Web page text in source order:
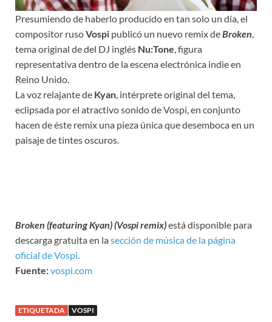
Presumiendo de haberlo producido en tan solo un día, el
compositor rusoVospi publicó un nuevo remix deBroken,
tema original de del DJ inglés Nu:Tone, figura
representativa dentro de la escena electrónica indie en
Reino Unido.
La voz relajante de Kyan, intérprete original del tema,
eclipsada por el atractivo sonido de Vospi, en conjunto
hacen de éste remix una pieza única que desemboca en un
paisaje de tintes oscuros.
Broken (featuring Kyan) (Vospi remix)está disponible para
descarga gratuita en lasección de música de la página
oficial de Vospi.
Fuente:vospi.com
ETIQUETADA VOSPI